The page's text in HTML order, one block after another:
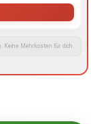
Keine Mehrkosten für dich.